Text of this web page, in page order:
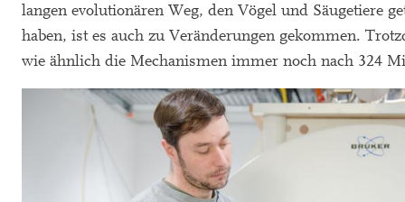
langen evolutionären Weg, den Vögel und Säugetiere
haben, ist es auch zu Veränderungen gekommen.
wie ähnlich die Mechanismen immer noch nach 324